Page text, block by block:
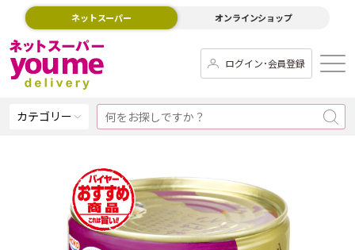
ネットスーパー オンラインショップ
ログイン･会員登録
カテゴリー